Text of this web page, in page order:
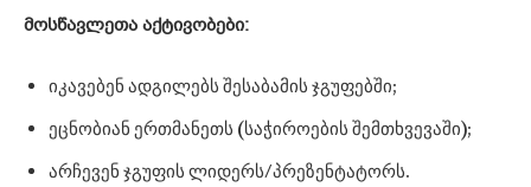
მოსწავლეთა აქტივობები:
იკავებენ ადგილებს შესაბამის ჯგუფებში;
ეცნობიან ერთმანეთს (საჭიროების შემთხვევაში);
არჩევენ ჯგუფის ლიდერს/პრეზენტატორს.